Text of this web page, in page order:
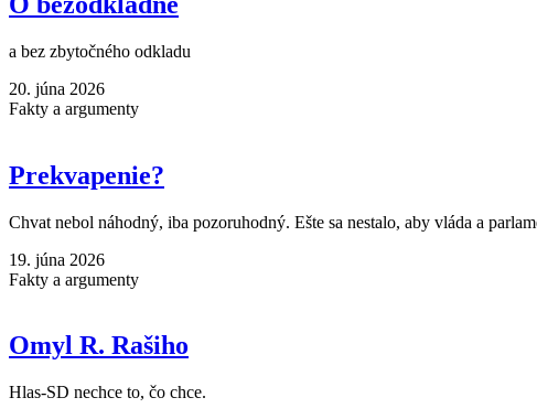
a bez zbytočného odkladu
20. júna 2026
Fakty a argumenty
Prekvapenie?
Chvat nebol náhodný, iba pozoruhodný. Ešte sa nestalo, aby vláda a
19. júna 2026
Fakty a argumenty
Omyl R. Rašiho
Hlas-SD nechce to, čo chce.